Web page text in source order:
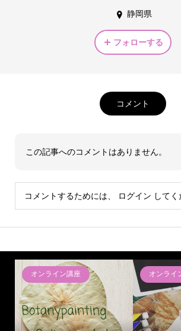
静岡県
フォローする
コメント
この記事へのコメントはありません。
コメントするためには、 ログイン してく
オンライン講座 オンライ